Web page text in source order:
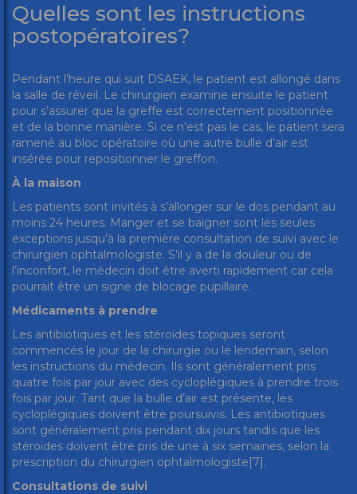
Quelles sont les instructions
postopératoires?
Pendant l’heure qui suit DSAEK, le patient est allongé dans
la salle de réveil. Le chirurgien examine ensuite le patient
pour s’assurer que la greffe est correctement positionnée
et de la bonne manière. Si ce n’est pas le cas, le patient sera
ramené au bloc opératoire où une autre bulle d’air est
insérée pour repositionner le greffon.
À la maison
Les patients sont invités à s’allonger sur le dos pendant au
moins 24 heures. Manger et se baigner sont les seules
exceptions jusqu’à la première consultation de suivi avec le
chirurgien ophtalmologiste. S’il y a de la douleur ou de
l’inconfort, le médecin doit être averti rapidement car cela
pourrait être un signe de blocage pupillaire.
Médicaments à prendre
Les antibiotiques et les stéroïdes topiques seront
commencés le jour de la chirurgie ou le lendemain, selon
les instructions du médecin. Ils sont généralement pris
quatre fois par jour avec des cycloplégiques à prendre trois
fois par jour. Tant que la bulle d’air est présente, les
cycloplégiques doivent être poursuivis. Les antibiotiques
sont généralement pris pendant dix jours tandis que les
stéroïdes doivent être pris de une à six semaines, selon la
prescription du chirurgien ophtalmologiste[7].
Consultations de suivi